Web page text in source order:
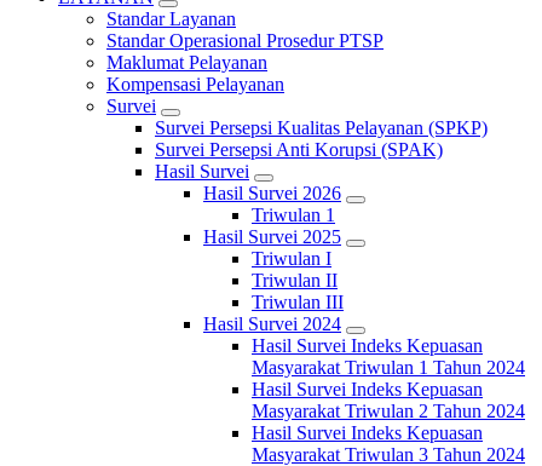
Standar Layanan
Standar Operasional Prosedur PTSP
Maklumat Pelayanan
Kompensasi Pelayanan
Survei
Survei Persepsi Kualitas Pelayanan (SPKP)
Survei Persepsi Anti Korupsi (SPAK)
Hasil Survei
Hasil Survei 2026
Triwulan 1
Hasil Survei 2025
Triwulan I
Triwulan II
Triwulan III
Hasil Survei 2024
Hasil Survei Indeks Kepuasan
Masyarakat Triwulan 1 Tahun 2024
Hasil Survei Indeks Kepuasan
Masyarakat Triwulan 2 Tahun 2024
Hasil Survei Indeks Kepuasan
Masyarakat Triwulan 3 Tahun 2024